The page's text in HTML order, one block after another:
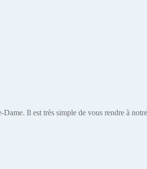
Il est très simple de vous rendre à